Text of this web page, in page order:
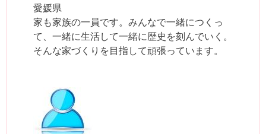
愛媛県
家も家族の一員です。みんなで一緒につくっ
て、一緒に生活して一緒に歴史を刻んでいく。
そんな家づくりを目指して頑張っています。